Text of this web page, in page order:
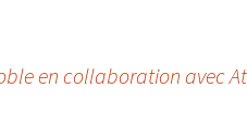
Pharmacovigilance,
dispositifs de santé,
en collaboration avec